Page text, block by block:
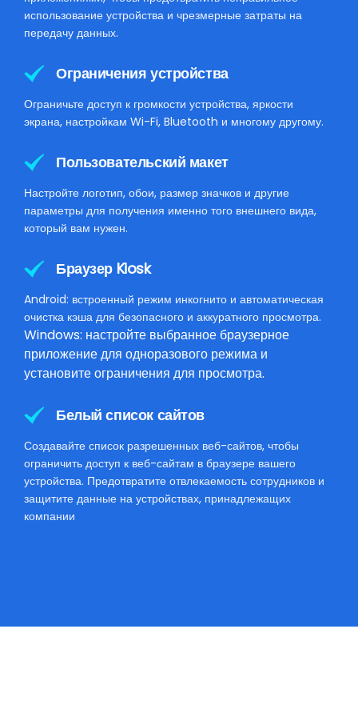
использование устройства и чрезмерные затраты на
передачу данных.
Ограничения устройства
Ограничьте доступ к громкости устройства, яркости
экрана, настройкам Wi-Fi, Bluetooth и многому другому.
Пользовательский макет
Настройте логотип, обои, размер значков и другие
параметры для получения именно того внешнего вида,
который вам нужен.
Браузер Kiosk
Android: встроенный режим инкогнито и автоматическая
очистка кэша для безопасного и аккуратного просмотра.
Windows: настройте выбранное браузерное
приложение для одноразового режима и
установите ограничения для просмотра.
Белый список сайтов
Создавайте список разрешенных веб-сайтов, чтобы
ограничить доступ к веб-сайтам в браузере вашего
устройства. Предотвратите отвлекаемость сотрудников и
защитите данные на устройствах, принадлежащих
компании